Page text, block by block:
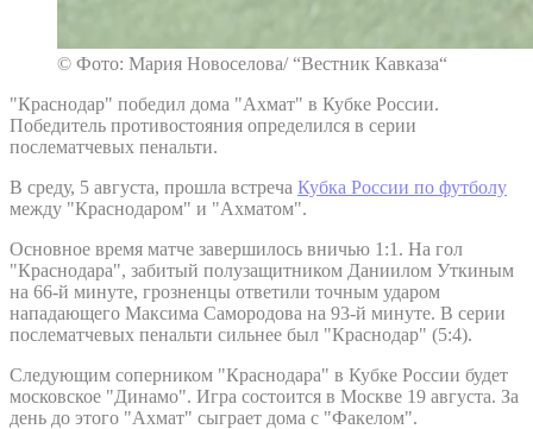
© Фото: Мария Новоселова/ “Вестник Кавказа“
"Краснодар" победил дома "Ахмат" в Кубке России.
Победитель противостояния определился в серии
послематчевых пенальти.
В среду, 5 августа, прошла встреча Кубка России по футболу
между "Краснодаром" и "Ахматом".
Основное время матче завершилось вничью 1:1. На гол
"Краснодара", забитый полузащитником Даниилом Уткиным
на 66-й минуте, грозненцы ответили точным ударом
нападающего Максима Самородова на 93-й минуте. В серии
послематчевых пенальти сильнее был "Краснодар" (5:4).
Следующим соперником "Краснодара" в Кубке России будет
московское "Динамо". Игра состоится в Москве 19 августа. За
день до этого "Ахмат" сыграет дома с "Факелом".